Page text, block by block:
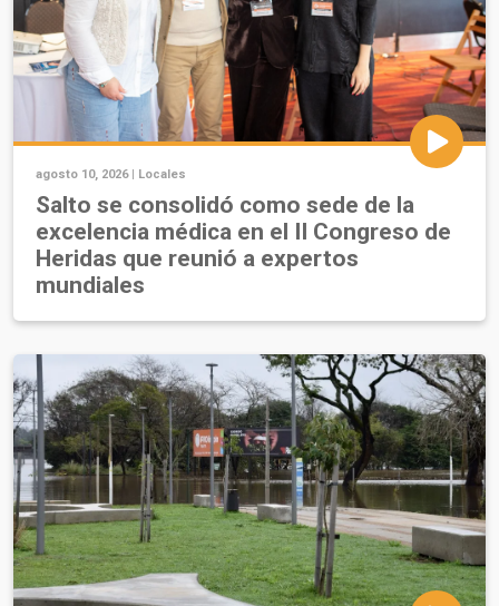
agosto 10, 2026 | Locales
Salto se consolidó como sede de la
excelencia médica en el II Congreso de
Heridas que reunió a expertos
mundiales